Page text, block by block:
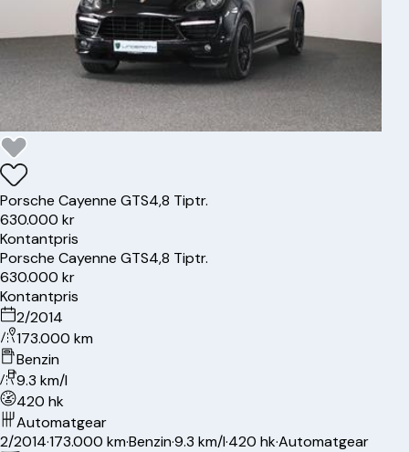
Porsche Cayenne GTS4,8 Tiptr.
630.000 kr
Kontantpris
Porsche Cayenne GTS4,8 Tiptr.
630.000 kr
Kontantpris
2/2014
173.000 km
Benzin
9.3 km/l
420 hk
Automatgear
2/2014·173.000 km·Benzin·9.3 km/l·420 hk·Automatgear